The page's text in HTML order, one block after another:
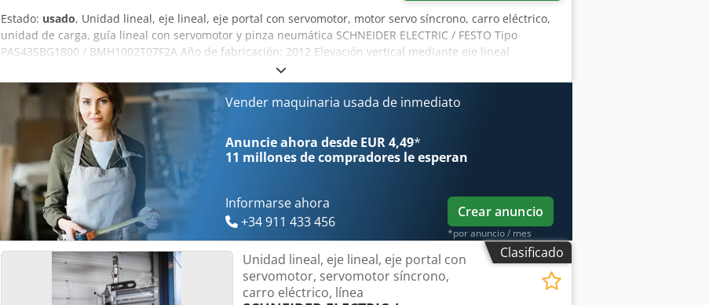
Estado: usado, Unidad lineal, eje lineal, eje portal con servomotor, motor servo síncrono, carro eléctrico,
unidad de carga, guía lineal con servomotor y pinza neumática SCHNEIDER ELECTRIC / FESTO Tipo
PAS43SBG1800 / BMH1002T07F2A Año de fabricación: 2012 Elevación vertical mediante eje lineal
Schneider Electric PAS43SBG1800 Recorrido: 1800 mm Recorrido por vuelta: 20 mm Velocidad máxima: 1
m/s Elemento de accionamiento: husillo de bolas Tipo de guía: guía de recirculación de bolas, tamaño 20
Carga útil: 60 kg Velocidad máxima del husillo de bolas: 3000 rpm Tipo de motor: Schneider Electric
BMH1002T07F2A Tensión nominal: 240 V ca Potencia nominal: 1,912 kW Velocidad nominal: 3500 rpm
Consumo máximo de corriente: 29,4 A Recorrido horizontal 670 mm mediante cilindro neumático Festo
Apertura de pinza: 600 - 670 mm - Pinza neumática sobre carro de guiado - Pinza abre neumáticamente -
Unidad montada sobre bastidor de tubo cuadrado soldado Peso total aprox. 380 kg Dimensiones totales
(An x Al x F): 1280 x 2950 x 1150 mm Estado muy bueno Unidad lineal casi idéntica bajo número de
almacén 59700 Credpfx Apsw Uc T Iotsf Controlador de accionamiento 61488 = compatible con la unidad
lineal 59702 + 59700
Vender maquinaria usada de inmediato
Anuncie ahora desde EUR 4,49*
11 millones de compradores le esperan
Informarse ahora
+34 911 433 456
Crear anuncio
*por anuncio / mes
Clasificado
Unidad lineal, eje lineal, eje portal con
servomotor, servomotor síncrono,
carro eléctrico, línea